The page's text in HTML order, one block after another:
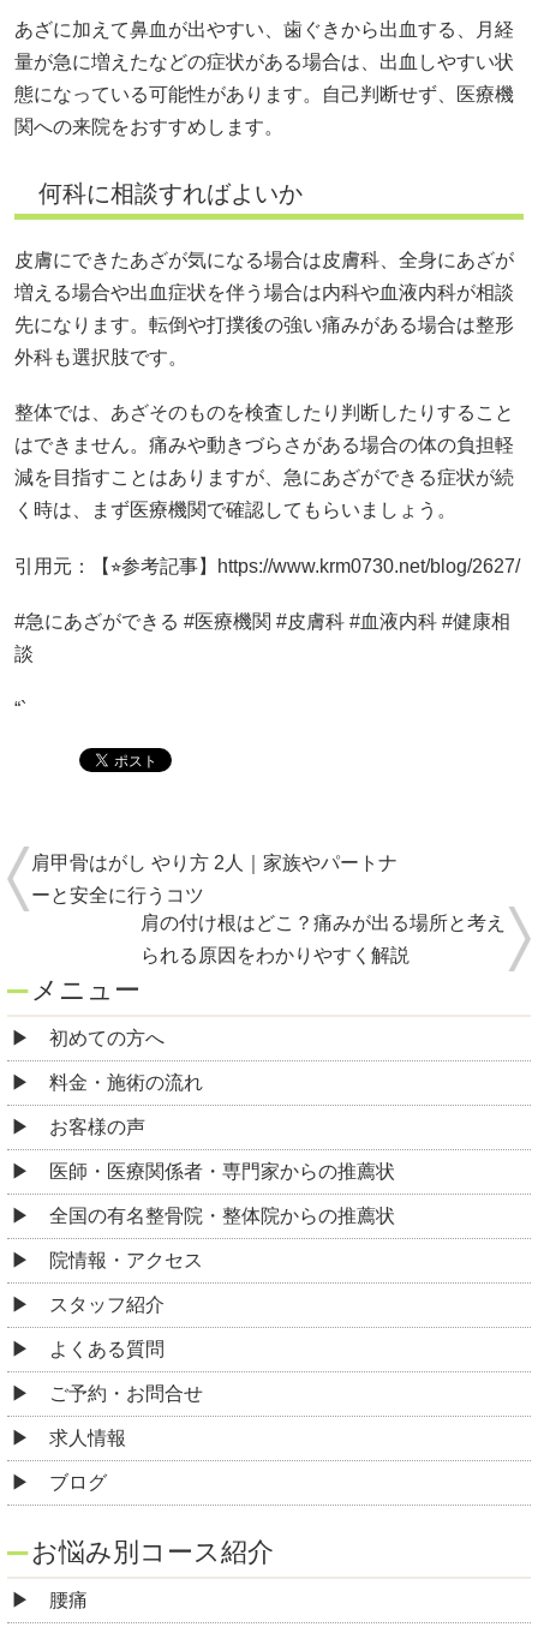
あざに加えて鼻血が出やすい、歯ぐきから出血する、月経
量が急に増えたなどの症状がある場合は、出血しやすい状
態になっている可能性があります。自己判断せず、医療機
関への来院をおすすめします。
何科に相談すればよいか
皮膚にできたあざが気になる場合は皮膚科、全身にあざが
増える場合や出血症状を伴う場合は内科や血液内科が相談
先になります。転倒や打撲後の強い痛みがある場合は整形
外科も選択肢です。
整体では、あざそのものを検査したり判断したりすること
はできません。痛みや動きづらさがある場合の体の負担軽
減を目指すことはありますが、急にあざができる症状が続
く時は、まず医療機関で確認してもらいましょう。
引用元：【⭐︎参考記事】https://www.krm0730.net/blog/2627/
#急にあざができる #医療機関 #皮膚科 #血液内科 #健康相
談
“`
肩甲骨はがし やり方 2人｜家族やパートナ
ーと安全に行うコツ
肩の付け根はどこ？痛みが出る場所と考え
られる原因をわかりやすく解説
メニュー
初めての方へ
料金・施術の流れ
お客様の声
医師・医療関係者・専門家からの推薦状
全国の有名整骨院・整体院からの推薦状
院情報・アクセス
スタッフ紹介
よくある質問
ご予約・お問合せ
求人情報
ブログ
お悩み別コース紹介
腰痛